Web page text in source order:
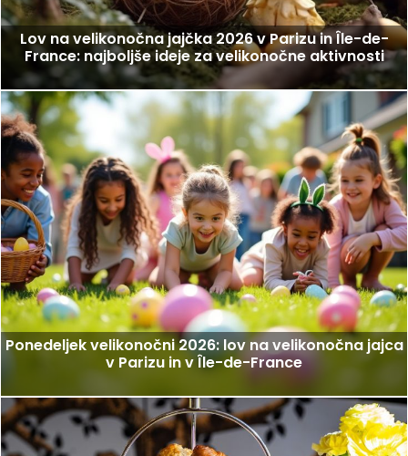
Lov na velikonočna jajčka 2026 v Parizu in Île-de-
France: najboljše ideje za velikonočne aktivnosti
Ponedeljek velikonočni 2026: lov na velikonočna jajca
v Parizu in v Île-de-France